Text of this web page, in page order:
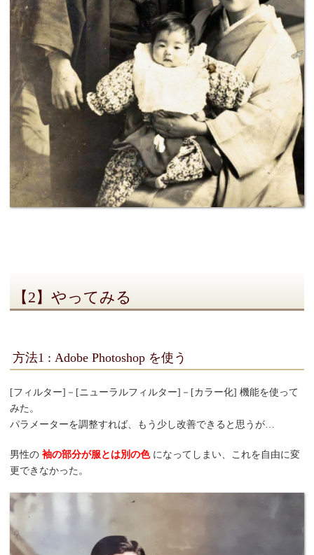
【2】やってみる
方法1 : Adobe Photoshop を使う
[フィルター]－[ニューラルフィルター]－[カラー化] 機能を使って
みた。
パラメーターを調整すれば、もう少し改善できると思うが…
男性の 袖の部分が服とは別の色になってしまい、これを自由に変
更できなかった。